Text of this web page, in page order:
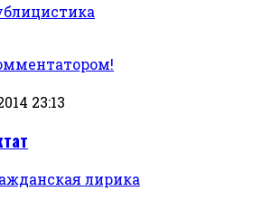
23:13
лирика